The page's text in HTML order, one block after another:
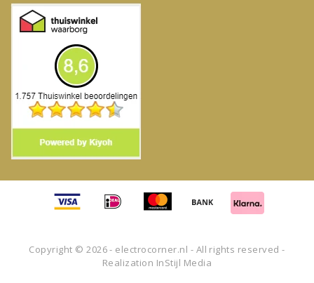
Copyright © 2026 - electrocorner.nl - All rights reserved -
Realization InStijl Media